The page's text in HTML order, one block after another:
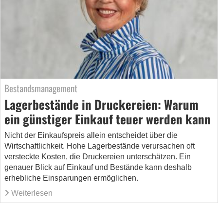
Bestandsmanagement
Lagerbestände in Druckereien: Warum
ein günstiger Einkauf teuer werden kann
Nicht der Einkaufspreis allein entscheidet über die
Wirtschaftlichkeit. Hohe Lagerbestände verursachen oft
versteckte Kosten, die Druckereien unterschätzen. Ein
genauer Blick auf Einkauf und Bestände kann deshalb
erhebliche Einsparungen ermöglichen.
Weiterlesen